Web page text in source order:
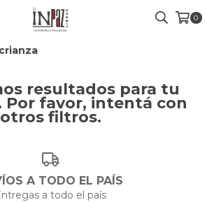
0
resultados para tu
Por favor, intentá con
otros filtros.
A TODO EL PAÍS
a todo el país